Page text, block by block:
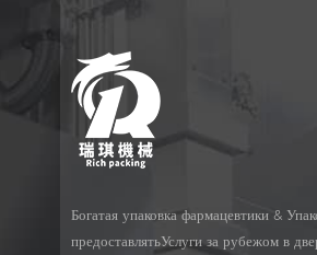
Богатая упаковка фармацевтики &
предоставлятьУслуги за рубежом в